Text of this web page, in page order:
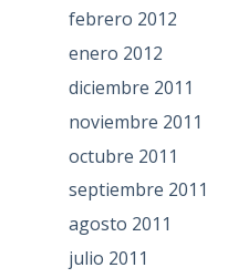
febrero 2012
enero 2012
diciembre 2011
noviembre 2011
octubre 2011
septiembre 2011
agosto 2011
julio 2011